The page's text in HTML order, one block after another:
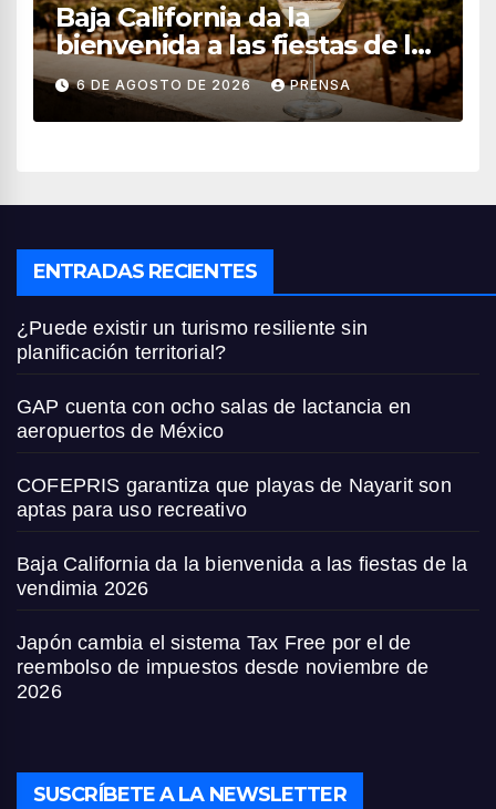
Baja California da la
bienvenida a las fiestas de la
vendimia 2026
6 DE AGOSTO DE 2026 PRENSA
ENTRADAS RECIENTES
¿Puede existir un turismo resiliente sin
planificación territorial?
GAP cuenta con ocho salas de lactancia en
aeropuertos de México
COFEPRIS garantiza que playas de Nayarit son
aptas para uso recreativo
Baja California da la bienvenida a las fiestas de la
vendimia 2026
Japón cambia el sistema Tax Free por el de
reembolso de impuestos desde noviembre de
2026
SUSCRÍBETE A LA NEWSLETTER